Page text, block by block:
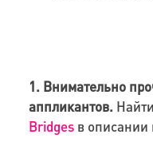
1. Внимательно
аппликантов.
Bridgesв описании